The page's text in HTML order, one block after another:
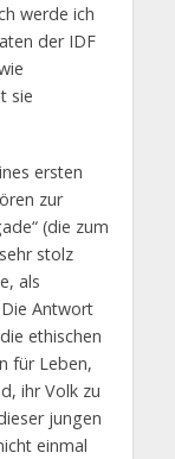
werde ich
der IDF
sie
ersten
zur
(die zum
stolz
als
Antwort
ethischen
für Leben,
ihr Volk zu
jungen
einmal